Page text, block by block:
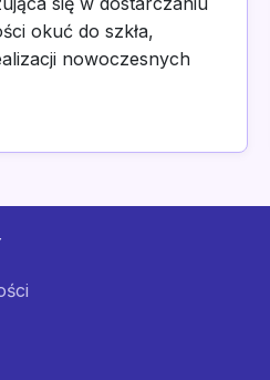
okuć do szkła,
nowoczesnych